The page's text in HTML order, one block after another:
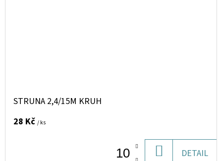
STRUNA 2,4/15M KRUH
28 Kč / ks
DETAIL